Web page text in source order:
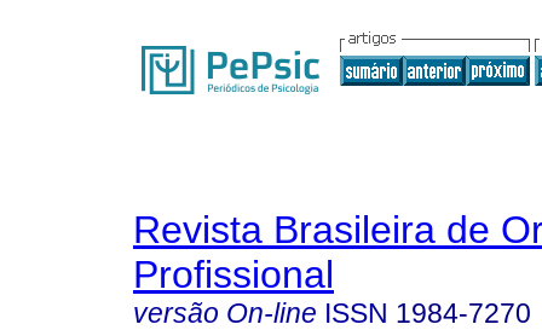
Revista Brasileira de
Profissional
versão On-line ISSN 1984-7270